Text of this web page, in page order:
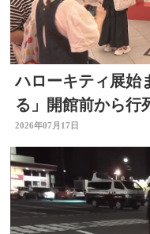
ハローキティ展始
る」開館前から
23日まで
2026年07月17日